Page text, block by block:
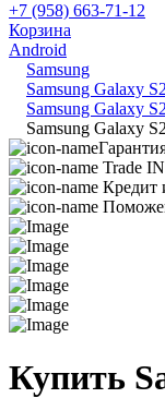
+7 (958) 663-71-12
Корзина
Android
Samsung
Samsung Galaxy
Samsung Galaxy
Samsung Galaxy
Trade IN
Кредит
Купить